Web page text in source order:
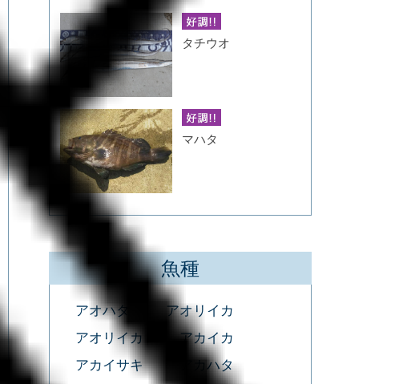
タチウオ
マハタ
魚種
アオハタ
アオリイカ
アオリイカ
アカイカ
アカイサキ
アカハタ